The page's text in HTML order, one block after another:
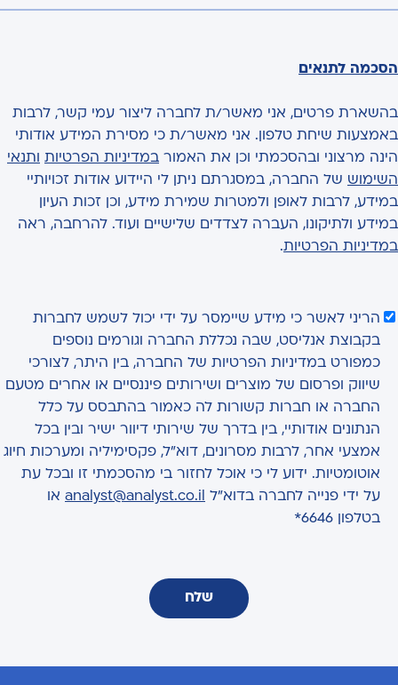
הסכמה לתנאים
בהשארת פרטים, אני מאשר/ת לחברה ליצור עמי קשר, לרבות
באמצעות שיחת טלפון. אני מאשר/ת כי מסירת המידע אודותי
הינה מרצוני ובהסכמתי וכן את האמור במדיניות הפרטיות ותנאי
השימוש של החברה, במסגרתם ניתן לי היידוע אודות זכויותיי
במידע, לרבות לאופן ולמטרות שמירת מידע, וכן זכות העיון
במידע ולתיקונו, העברה לצדדים שלישיים ועוד. להרחבה, ראה
במדיניות הפרטיות.
הריני לאשר כי מידע שיימסר על ידי יכול לשמש לחברות
בקבוצת אנליסט, שבה נכללת החברה וגורמים נוספים
כמפורט במדיניות הפרטיות של החברה, בין היתר, לצורכי
שיווק ופרסום של מוצרים ושירותים פיננסיים או אחרים מטעם
החברה או חברות קשורות לה כאמור בהתבסס על כלל
הנתונים אודותיי, בין בדרך של שירותי דיוור ישיר ובין בכל
אמצעי אחר, לרבות מסרונים, דוא"ל, פקסימיליה ומערכות חיוג
אוטומטיות. ידוע לי כי אוכל לחזור בי מהסכמתי זו ובכל עת
על ידי פנייה לחברה בדוא"ל
analyst@analyst.co.il או
בטלפון 6646*
שלח